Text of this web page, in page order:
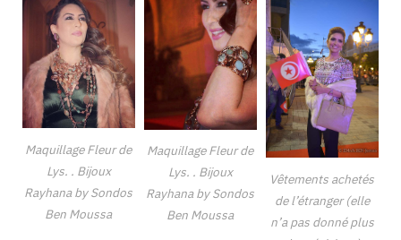
Maquillage Fleur de
Lys. . Bijoux
Rayhana by Sondos
Ben Moussa
Maquillage Fleur de
Lys. . Bijoux
Rayhana by Sondos
Ben Moussa
Vêtements achetés
de l’étranger (elle
n’a pas donné plus